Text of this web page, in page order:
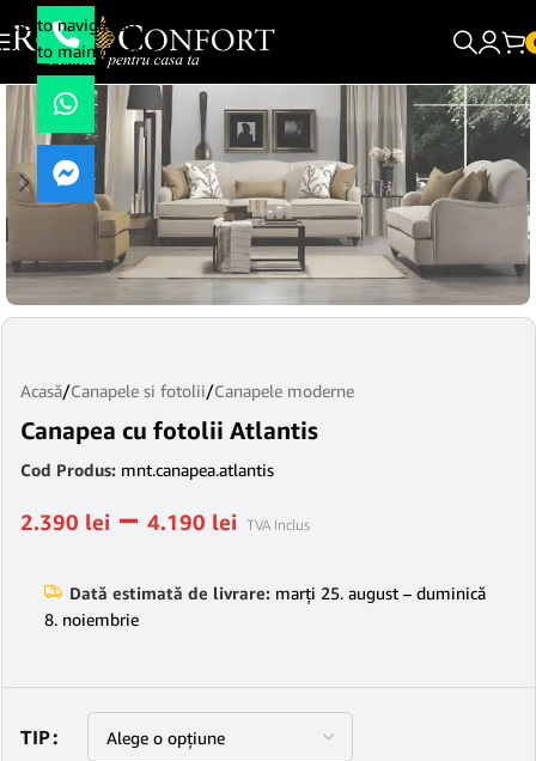
Skip to navigation
Skip to main content
Acasă/Canapele si fotolii/Canapele moderne
Canapea cu fotolii Atlantis
Cod Produs: mnt.canapea.atlantis
2.390 lei – 4.190 lei TVA Inclus
Dată estimată de livrare: marți 25. august – duminică
8. noiembrie
TIP